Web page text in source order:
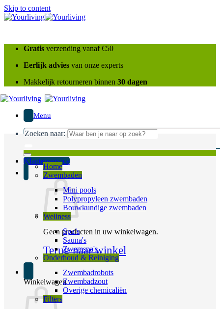
Skip to content
Gratis verzending vanaf €50
Eerlijk advies van onze experts
Makkelijk retourneren binnen 30 dagen
Menu
Zoeken naar:
Klantenservice
Geen producten in uw winkelwagen.
Terug naar winkel
Winkelwagen
Home
Zwembaden
Mini pools
Polypropyleen zwembaden
Bouwkundige zwembaden
Wellness
Spa’s
Sauna's
Zwemspa's
Onderhoud & Reiniging
Zwembadrobots
Zwembadzout
Overige chemicaliën
Filters